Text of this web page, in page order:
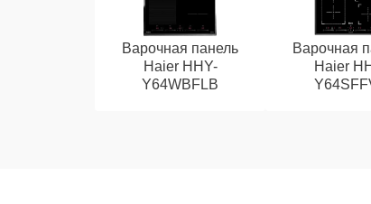
Варочная панель
Haier HHY-
Y64WBFLB
Варочная
Haier